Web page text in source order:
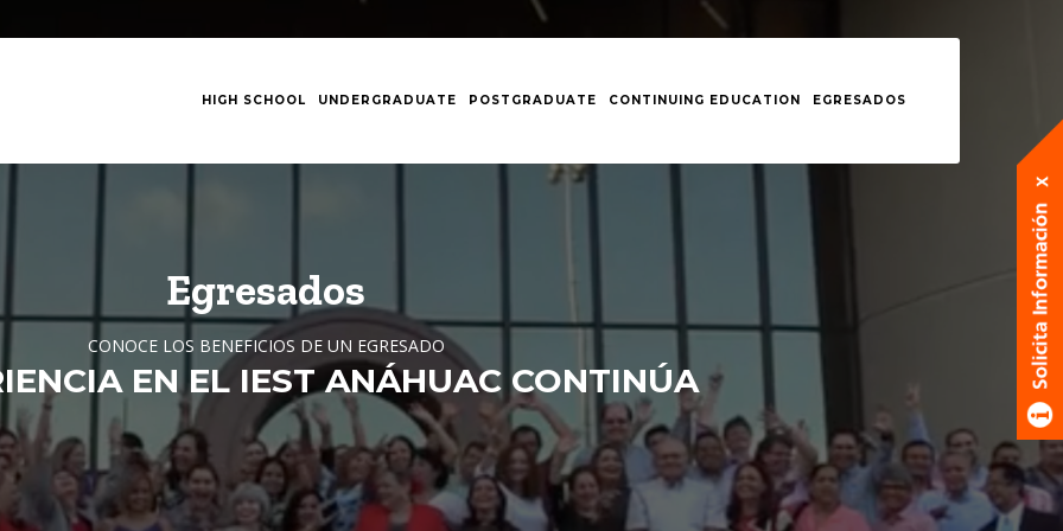
HIGH SCHOOL UNDERGRADUATE POSTGRADUATE CONTINUING EDUCATION EGRESADOS
Egresados
CONOCE LOS BENEFICIOS DE UN EGRESADO
EN EL IEST ANÁHUAC CONTINÚA